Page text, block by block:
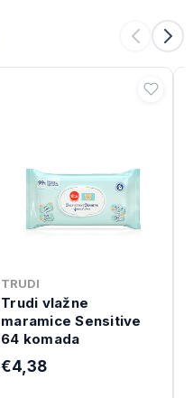
TRUDI
Trudi vlažne
maramice Sensitive
64 komada
€4,38